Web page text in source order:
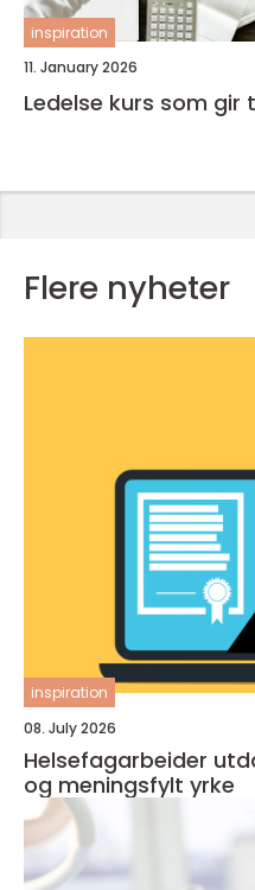
inspiration
11. January 2026
Ledelse kurs som
Flere nyheter
inspiration
08. July 2026
Helsefagarbeider utdannelse
og meningsfylt yrke